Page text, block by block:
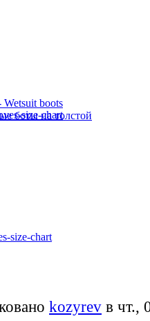
boots
боты на толстой
size-chart
kozyrev в чт.,